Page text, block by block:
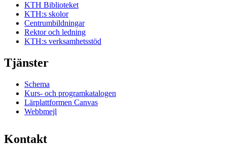
KTH Biblioteket
KTH:s skolor
Centrumbildningar
Rektor och ledning
KTH:s verksamhetsstöd
Tjänster
Schema
Kurs- och programkatalogen
Lärplattformen Canvas
Webbmejl
Kontakt